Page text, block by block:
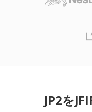
JP2を